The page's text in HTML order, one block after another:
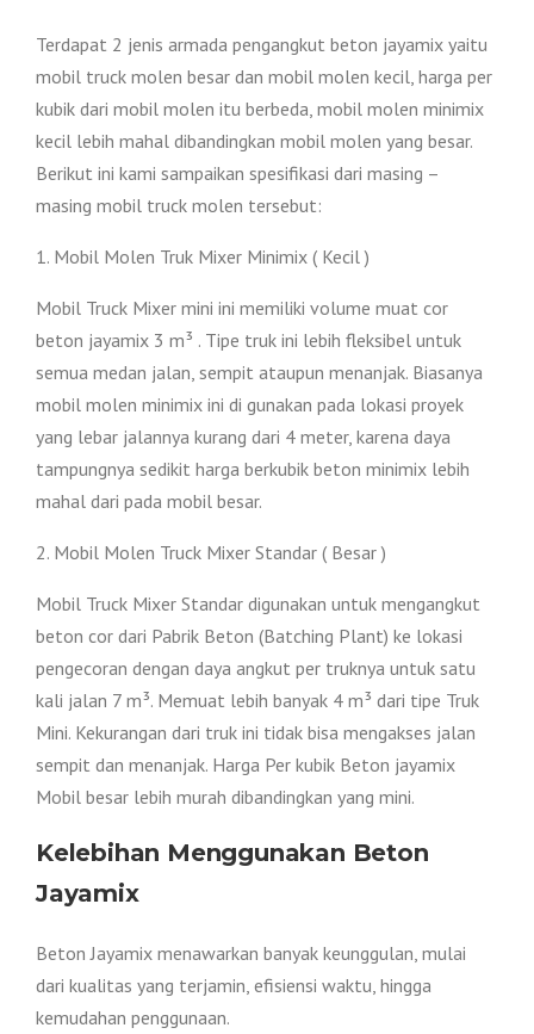
Terdapat 2 jenis armada pengangkut beton jayamix yaitu
mobil truck molen besar dan mobil molen kecil, harga per
kubik dari mobil molen itu berbeda, mobil molen minimix
kecil lebih mahal dibandingkan mobil molen yang besar.
Berikut ini kami sampaikan spesifikasi dari masing –
masing mobil truck molen tersebut:
1. Mobil Molen Truk Mixer Minimix ( Kecil )
Mobil Truck Mixer mini ini memiliki volume muat cor
beton jayamix 3 m³ . Tipe truk ini lebih fleksibel untuk
semua medan jalan, sempit ataupun menanjak. Biasanya
mobil molen minimix ini di gunakan pada lokasi proyek
yang lebar jalannya kurang dari 4 meter, karena daya
tampungnya sedikit harga berkubik beton minimix lebih
mahal dari pada mobil besar.
2. Mobil Molen Truck Mixer Standar ( Besar )
Mobil Truck Mixer Standar digunakan untuk mengangkut
beton cor dari Pabrik Beton (Batching Plant) ke lokasi
pengecoran dengan daya angkut per truknya untuk satu
kali jalan 7 m³. Memuat lebih banyak 4 m³ dari tipe Truk
Mini. Kekurangan dari truk ini tidak bisa mengakses jalan
sempit dan menanjak. Harga Per kubik Beton jayamix
Mobil besar lebih murah dibandingkan yang mini.
Kelebihan Menggunakan Beton
Jayamix
Beton Jayamix menawarkan banyak keunggulan, mulai
dari kualitas yang terjamin, efisiensi waktu, hingga
kemudahan penggunaan.